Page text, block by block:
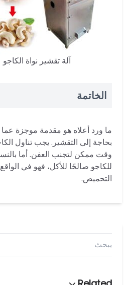
آلة تقشير نواة الكاجو
الخاتمة
ما ورد أعلاه هو مقدمة موجزة عما
بحاجة إلى التقشير. يجب تناول
وقت ممكن لتجنب العفن. أما
للكاجو صالحًا للأكل، فهو في
التحميص.